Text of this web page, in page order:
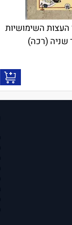
העצות השימושיות
שניה (רכה)